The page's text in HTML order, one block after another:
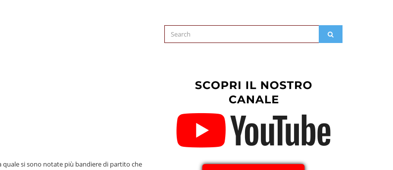
quale si sono notate più bandiere di partito che
Search
for: